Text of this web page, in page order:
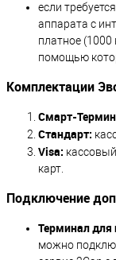
если
аппарата с
платное
помощью
Комплектации
Смарт-
Стандарт:
Visa:
карт.
Подключение
Терминал для
можно